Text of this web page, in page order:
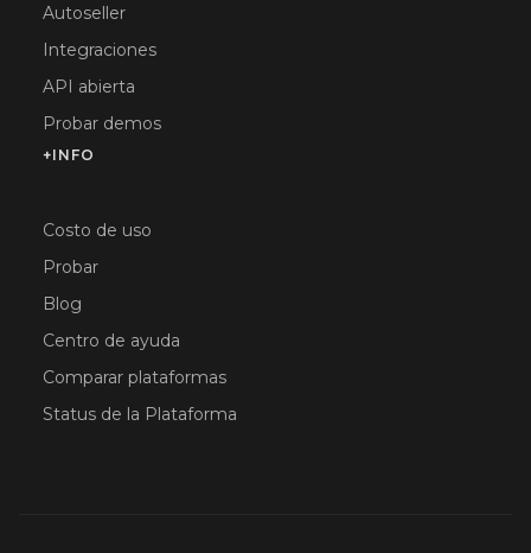
Autoseller
Integraciones
API abierta
Probar demos
+INFO
Costo de uso
Probar
Blog
Centro de ayuda
Comparar plataformas
Status de la Plataforma